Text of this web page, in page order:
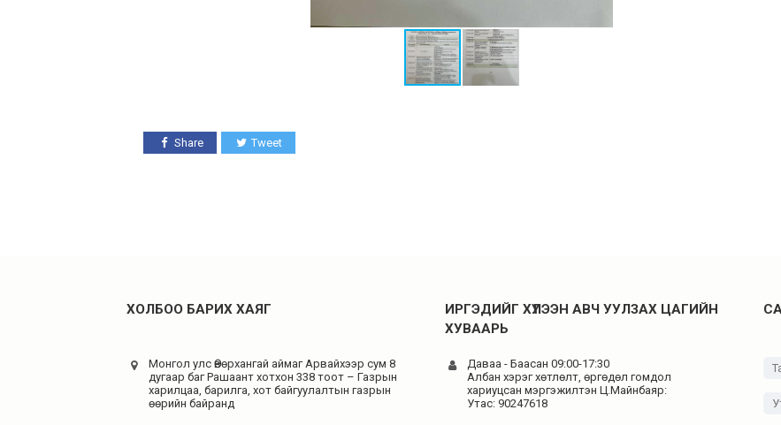
Share Tweet
ХОЛБОО БАРИХ ХАЯГ
Монгол улс Өвөрхангай аймаг Арвайхээр сум 8
дугаар баг Рашаант хотхон 338 тоот – Газрын
харилцаа, барилга, хот байгуулалтын газрын
өөрийн байранд
ИРГЭДИЙГ ХҮЛЭЭН АВЧ УУЛЗАХ ЦАГИЙН
ХУВААРЬ
Даваа - Баасан 09:00-17:30
Албан хэрэг хөтлөлт, өргөдөл гомдол
хариуцсан мэргэжилтэн Ц.Майнбаяр:
Утас: 90247618